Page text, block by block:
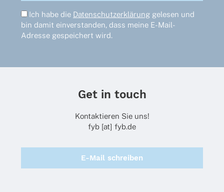
Ich habe die Datenschutzerklärung gelesen und
bin damit einverstanden, dass meine E-Mail-
Adresse gespeichert wird.
Get in touch
Kontaktieren Sie uns!
fyb [at] fyb.de
E-Mail schreiben